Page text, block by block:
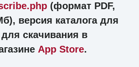
(формат PDF,
версия каталога для
скачивания в
App Store.